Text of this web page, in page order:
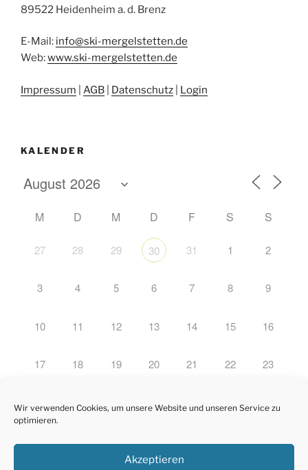
Wir verwenden Cookies, um unsere Website und unseren Service zu
optimieren.
Akzeptieren
89522 Heidenheim a. d. Brenz
E-Mail: info@ski-mergelstetten.de
Web:www.ski-mergelstetten.de
Impressum AGB Datenschutz Login
KALENDER
M D M D F S S
27 28 29 30 31 1 2
3 4 5 6 7 8 9
10 11 12 13 14 15 16
17 18 19 20 21 22 23
25 27